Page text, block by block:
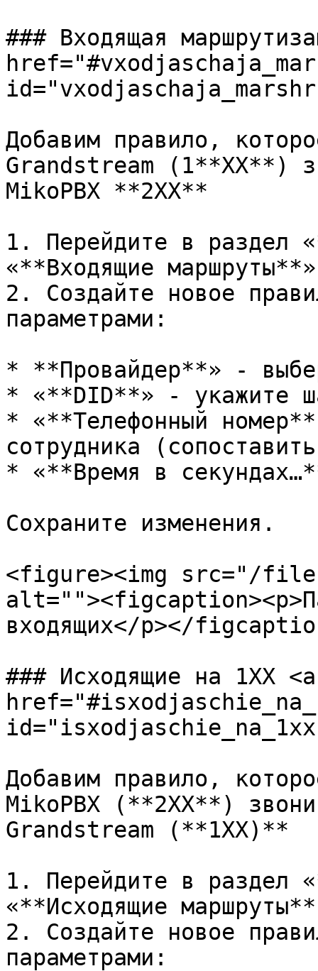
### Входящая
Добавим правило,
Grandstream (1**XX**)
MikoPBX **2XX**
1. Перейдите в раздел
«**Входящие маршруты**»
2. Создайте новое
параметрами:
* **Провайдер**» -
* «**DID**» - укажите
* «**Телефонный
сотрудника
* «**Время в
Сохраните изменения.
<figure><img src="/files/
входящих</p></
### Исходящие на 1XX <a
Добавим правило,
MikoPBX (**2XX**)
Grandstream (**1XX)**
1. Перейдите в раздел
«**Исходящие
2. Создайте новое
параметрами: